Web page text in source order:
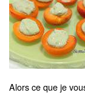
Alors ce que je